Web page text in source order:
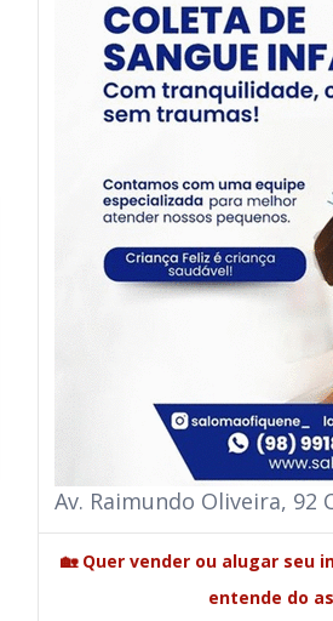
Av. Raimundo Oliveira, 92
🏡 Quer vender ou alugar seu
entende do